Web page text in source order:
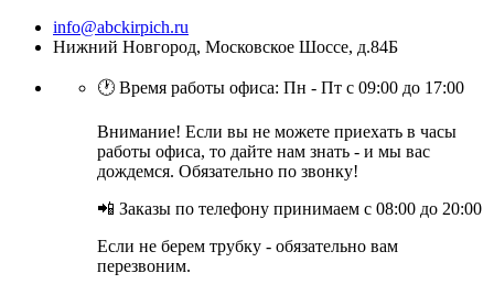
info@abckirpich.ru
Нижний Новгород, Московское Шоссе, д.84Б
🕐 Время работы офиса: Пн - Пт с 09:00 до 17:00
Внимание! Если вы не можете приехать в часы
работы офиса, то дайте нам знать - и мы вас
дождемся. Обязательно по звонку!
📲 Заказы по телефону принимаем с 08:00 до 20:00
Если не берем трубку - обязательно вам
перезвоним.